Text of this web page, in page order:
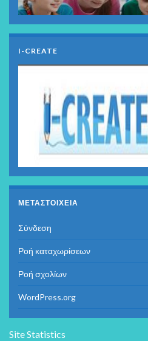
I-CREATE
ΜΕΤΑΣΤΟΙΧΕΊΑ
Σύνδεση
Ροή καταχωρίσεων
Ροή σχολίων
WordPress.org
Site Statistics